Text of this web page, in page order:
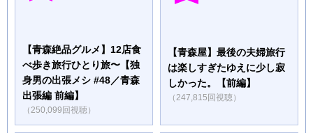
【青森絶品グルメ】12店食
べ歩き旅行ひとり旅〜【独
身男の出張メシ #48／青森
出張編 前編】
（250,099回視聴）
【青森屋】最後の夫婦旅行
は楽しすぎたゆえに少し寂
しかった。【前編】
（247,815回視聴）